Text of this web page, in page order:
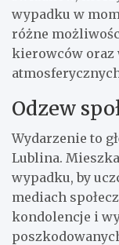
wypadku w
różne
kierowców oraz
Odzew
Wydarzenie to
Lublina.
wypadku, by
mediach
kondolencje i